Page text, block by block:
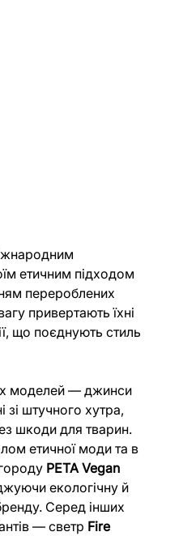
етичним підходом
перероблених
привертають їхні
що поєднують стиль
моделей — джинси
зі штучного хутра,
шкоди для тварин.
етичної моди та в
PETA Vegan
екологічну й
Серед інших
— светр Fire